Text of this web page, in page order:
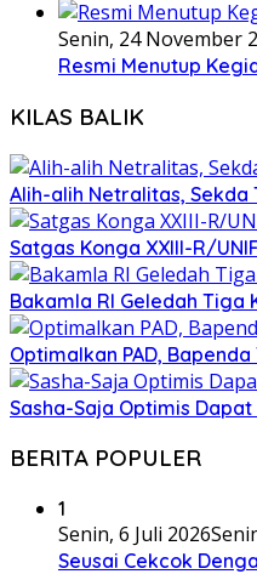
Senin, 24 November
Resmi Menutup
KILAS BALIK
Alih-alih Netralitas, Sekda
Satgas Konga XXIII-R/
Bakamla RI Geledah Tiga
Optimalkan PAD,
Sasha-Saja Optimis
BERITA POPULER
1
Senin, 6 Juli 2026
Seusai Cekcok